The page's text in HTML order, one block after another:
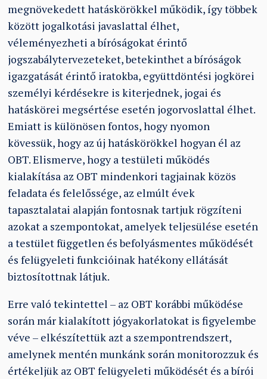
megnövekedett hatáskörökkel működik, így többek
között jogalkotási javaslattal élhet,
véleményezheti a bíróságokat érintő
jogszabálytervezeteket, betekinthet a bíróságok
igazgatását érintő iratokba, együttdöntési jogkörei
személyi kérdésekre is kiterjednek, jogai és
hatáskörei megsértése esetén jogorvoslattal élhet.
Emiatt is különösen fontos, hogy nyomon
kövessük, hogy az új hatáskörökkel hogyan él az
OBT. Elismerve, hogy a testületi működés
kialakítása az OBT mindenkori tagjainak közös
feladata és felelőssége, az elmúlt évek
tapasztalatai alapján fontosnak tartjuk rögzíteni
azokat a szempontokat, amelyek teljesülése esetén
a testület független és befolyásmentes működését
és felügyeleti funkcióinak hatékony ellátását
biztosítottnak látjuk.
Erre való tekintettel – az OBT korábbi működése
során már kialakított jógyakorlatokat is figyelembe
véve – elkészítettük azt a szempontrendszert,
amelynek mentén munkánk során monitorozzuk és
értékeljük az OBT felügyeleti működését és a bírói